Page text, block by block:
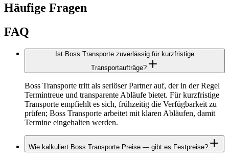
Häufige Fragen
FAQ
Ist Boss Transporte zuverlässig für kurzfristige
Transportaufträge?
Boss Transporte tritt als seriöser Partner auf, der in der Regel
Termintreue und transparente Abläufe bietet. Für kurzfristige
Transporte empfiehlt es sich, frühzeitig die Verfügbarkeit zu
prüfen; Boss Transporte arbeitet mit klaren Abläufen, damit
Termine eingehalten werden.
Wie kalkuliert Boss Transporte Preise — gibt es Festpreise?